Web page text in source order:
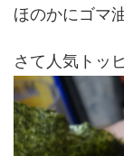
ほのかにゴマ
さて人気トッ